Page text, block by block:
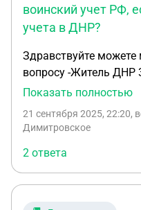
воинский учет РФ,
учета в ДНР?
Здравствуйте можете
вопросу -Житель ДНР
паспорта ДНР в 2018
паспорт РФ и
РФ и военного билета
возникнет ли вопрос
паспорте в паспорте
военного билета и
Показать полностью
21 сентября 2025, 22:20,
Димитровское
2 ответа